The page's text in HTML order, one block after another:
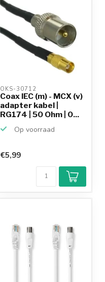
OKS-30712
Coax IEC (m) - MCX (v)
adapter kabel |
RG174 | 50 Ohm | 0...
Op voorraad
€5,99